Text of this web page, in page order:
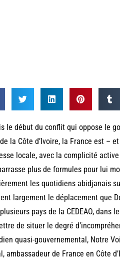
le début du conflit qui oppose le
la Côte d’Ivoire, la France est –
locale, avec la complicité
plus de formules pour lui
les quotidiens abidjanais
largement le déplacement que
pays de la CEDEAO, dans
de situer le degré
quasi-gouvernemental, Notre
ambassadeur de France en Côte